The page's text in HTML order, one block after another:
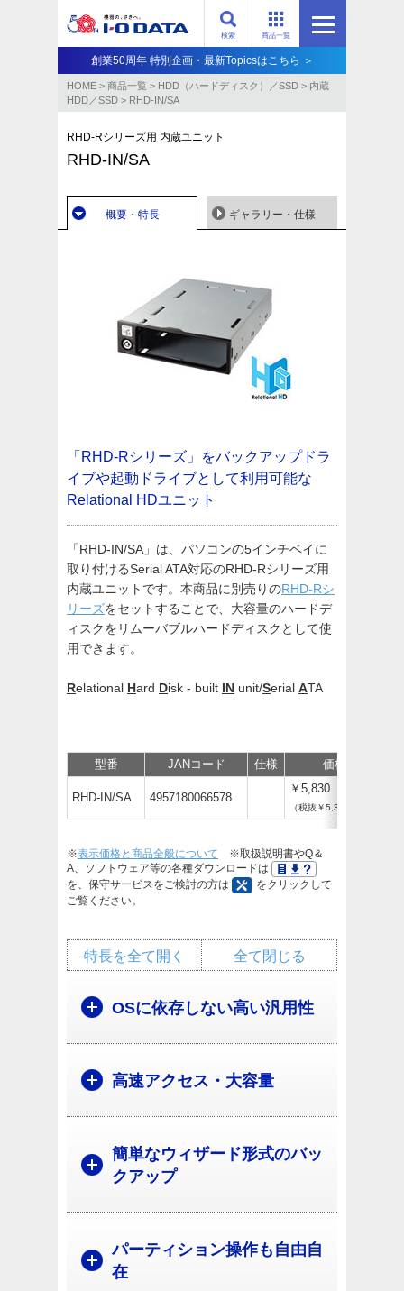
商品一覧
検索
創業50周年 特別企画・最新Topicsはこちら ＞
HOME > 商品一覧 > HDD（ハードディスク）／SSD > 内蔵
HDD／SSD > RHD-IN/SA
RHD-Rシリーズ用 内蔵ユニット
RHD-IN/SA
概要・特長 ギャラリー・仕様
「RHD-Rシリーズ」をバックアップドラ
イブや起動ドライブとして利用可能な
Relational HDユニット
「RHD-IN/SA」は、パソコンの5インチベイに
取り付けるSerial ATA対応のRHD-Rシリーズ用
内蔵ユニットです。本商品に別売りのRHD-Rシ
リーズをセットすることで、大容量のハードデ
ィスクをリムーバブルハードディスクとして使
用できます。
Relational Hard Disk - built IN unit/Serial ATA
型番 JANコード 仕様 価格
RHD-IN/SA 4957180066578
￥5,830
（税抜￥5,300）
※表示価格と商品全般について ※取扱説明書やQ＆
A、ソフトウェア等の各種ダウンロードは
を、保守サービスをご検討の方は
をクリックして
ご覧ください。
全て閉じる
特長を全て開く
OSに依存しない高い汎用性
高速アクセス・大容量
簡単なウィザード形式のバッ
クアップ
パーティション操作も自由自
在